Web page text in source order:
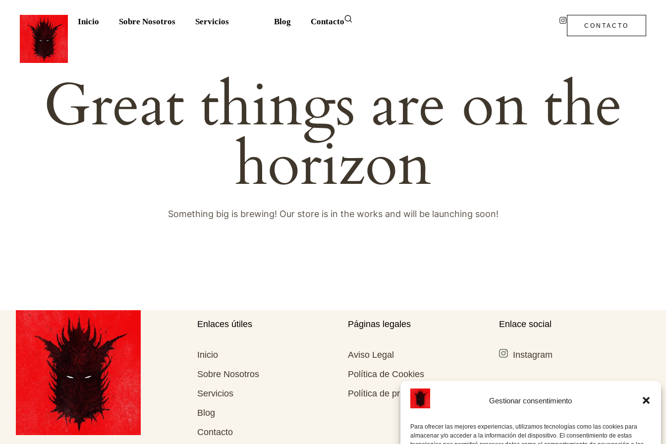
Gestionar consentimiento
Para ofrecer las mejores experiencias, utilizamos tecnologías como las cookies para
almacenar y/o acceder a la información del dispositivo. El consentimiento de estas
Inicio Sobre Nosotros Servicios Blog Contacto CONTACTO
Great things are on the
horizon
Something big is brewing! Our store is in the works and will be launching soon!
Enlaces útiles
Inicio
Sobre Nosotros
Servicios
Blog
Contacto
Páginas legales
Aviso Legal
Política de Cookies
Política de privacidad
Enlace social
Instagram